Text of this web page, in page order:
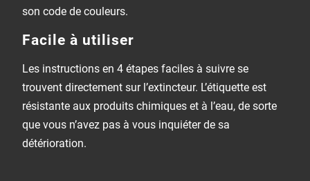
son code de couleurs.
Facile à utiliser
Les instructions en 4 étapes faciles à suivre se
trouvent directement sur l’extincteur. L’étiquette est
résistante aux produits chimiques et à l’eau, de sorte
que vous n’avez pas à vous inquiéter de sa
détérioration.